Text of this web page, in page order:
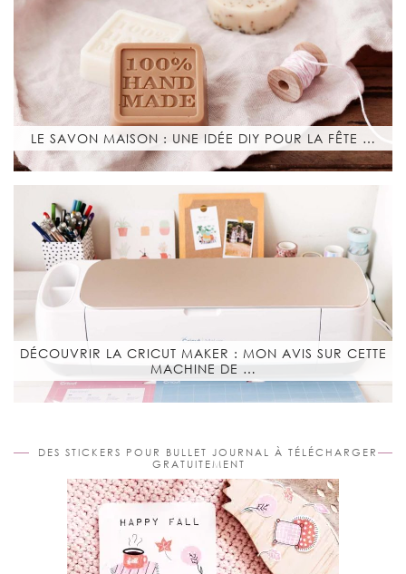
LE SAVON MAISON : UNE IDÉE DIY POUR LA FÊTE …
DÉCOUVRIR LA CRICUT MAKER : MON AVIS SUR CETTE
MACHINE DE …
DES STICKERS POUR BULLET JOURNAL À TÉLÉCHARGER
GRATUITEMENT